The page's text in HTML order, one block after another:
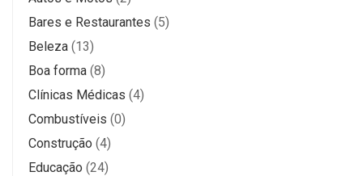
Bares e Restaurantes (5)
Beleza (13)
Boa forma (8)
Clínicas Médicas (4)
Combustíveis (0)
Construção (4)
Educação (24)